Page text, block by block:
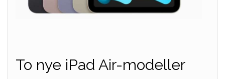
To nye iPad Air-modeller